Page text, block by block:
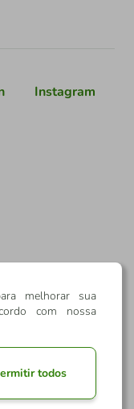
Instagram
melhorar sua
com nossa
todos